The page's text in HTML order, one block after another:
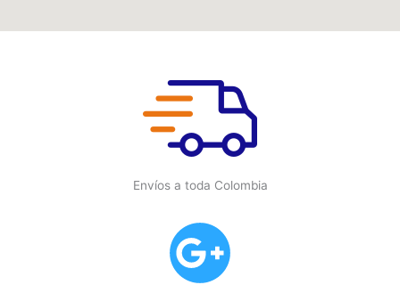
Envíos a toda Colombia